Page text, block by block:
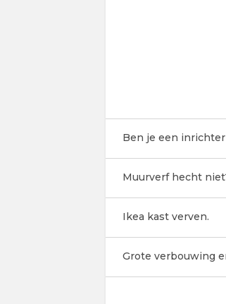
Ben je een
Muurverf hecht
Ikea kast verven.
Grote verbouwing